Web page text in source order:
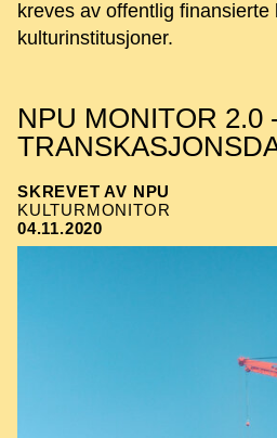
kreves av offentlig finansierte
kulturinstitusjoner.
NPU MONITOR 2.0
SKREVET AV NPU
KULTURMONITOR
04.11.2020